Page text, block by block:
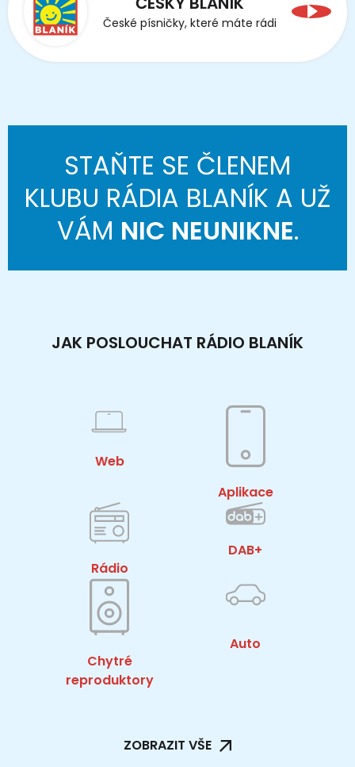
České písničky, které máte rádi
STAŇTE SE ČLENEM
KLUBU RÁDIA BLANÍK A UŽ
VÁM NIC NEUNIKNE.
JAK POSLOUCHAT RÁDIO BLANÍK
Web
Aplikace
Rádio
DAB+
Chytré
reproduktory
Auto
ZOBRAZIT VŠE